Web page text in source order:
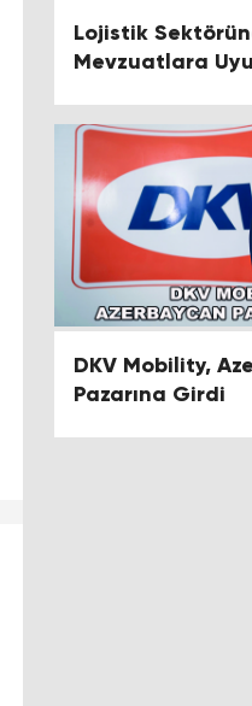
Lojistik
Mevzuatlara
Nokta
DKV Mobility,
Pazarına Girdi